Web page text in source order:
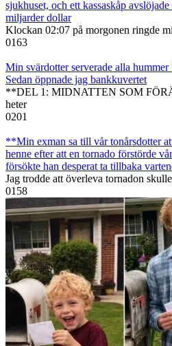
sjukhuset, och ett kassaskåp
miljarder dollar
Klockan 02:07 på morgonen ringde
0163
Min svärdotter serverade alla
Sedan öppnade jag bankkuvertet
**DEL 1: MIDNATTEN SOM
heter
0201
**Min exman sa till vår tonårsdotter
henne efter att en tornado förstörde
försökte han desperat ta tillbaka
Jag trodde att överleva tornadon
0158